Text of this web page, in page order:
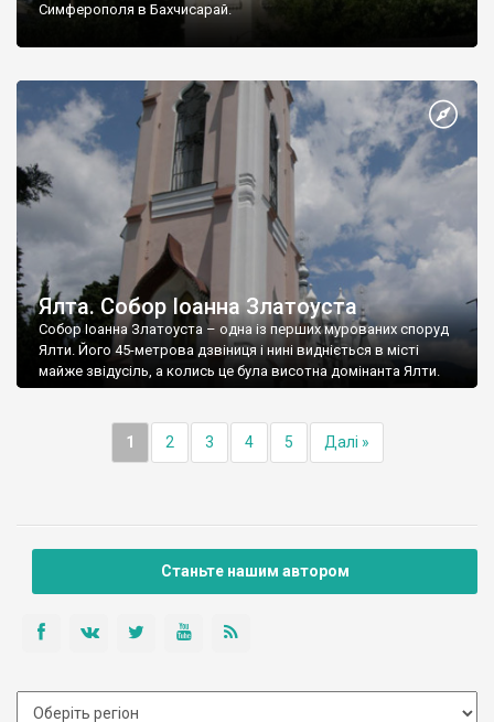
Симферополя в Бахчисарай.
Ялта. Собор Іоанна Златоуста
Собор Іоанна Златоуста – одна із перших мурованих споруд
Ялти. Його 45-метрова дзвіниця і нині видніється в місті
майже звідусіль, а колись це була висотна домінанта Ялти.
1 2 3 4 5 Далі »
Станьте нашим автором